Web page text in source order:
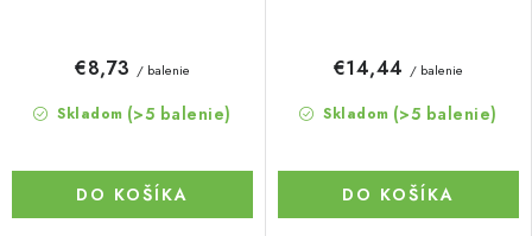
Skladom (>5 balenie)
€8,73 / balenie
DO KOŠÍKA
Skladom (>5 balenie)
€14,44 / balenie
DO KOŠÍKA